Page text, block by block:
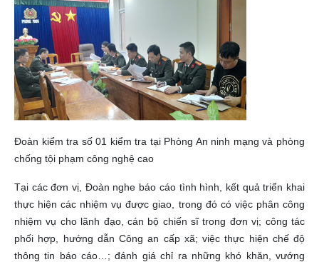
Đoàn kiểm tra số 01 kiểm tra tại Phòng An ninh mạng và phòng
chống tội phạm công nghệ cao
Tại các đơn vị, Đoàn nghe báo cáo tình hình, kết quả triển khai
thực hiện các nhiệm vụ được giao, trong đó có việc phân công
nhiệm vụ cho lãnh đạo, cán bộ chiến sĩ trong đơn vị; công tác
phối hợp, hướng dẫn Công an cấp xã; việc thực hiện chế độ
thông tin báo cáo…; đánh giá chỉ ra những khó khăn, vướng